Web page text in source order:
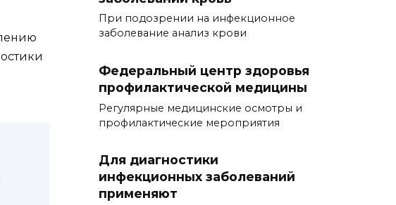
При подозрении на инфекционное
заболевание анализ крови
Федеральный центр здоровья
профилактической медицины
Регулярные медицинские осмотры и
профилактические мероприятия
Для диагностики
инфекционных заболеваний
применяют